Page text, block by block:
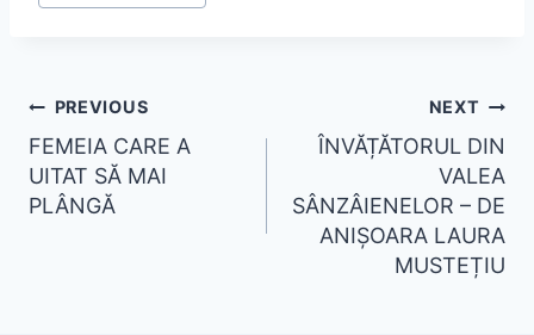
PREVIOUS
FEMEIA CARE A
UITAT SĂ MAI
PLÂNGĂ
NEXT
ÎNVĂȚĂTORUL DIN
VALEA
SÂNZÂIENELOR – DE
ANIȘOARA LAURA
MUSTEȚIU